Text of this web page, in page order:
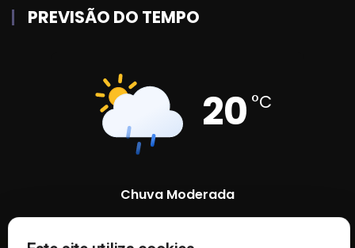
PREVISÃO DO TEMPO
20 °C
Chuva Moderada
86 % 1003 mb